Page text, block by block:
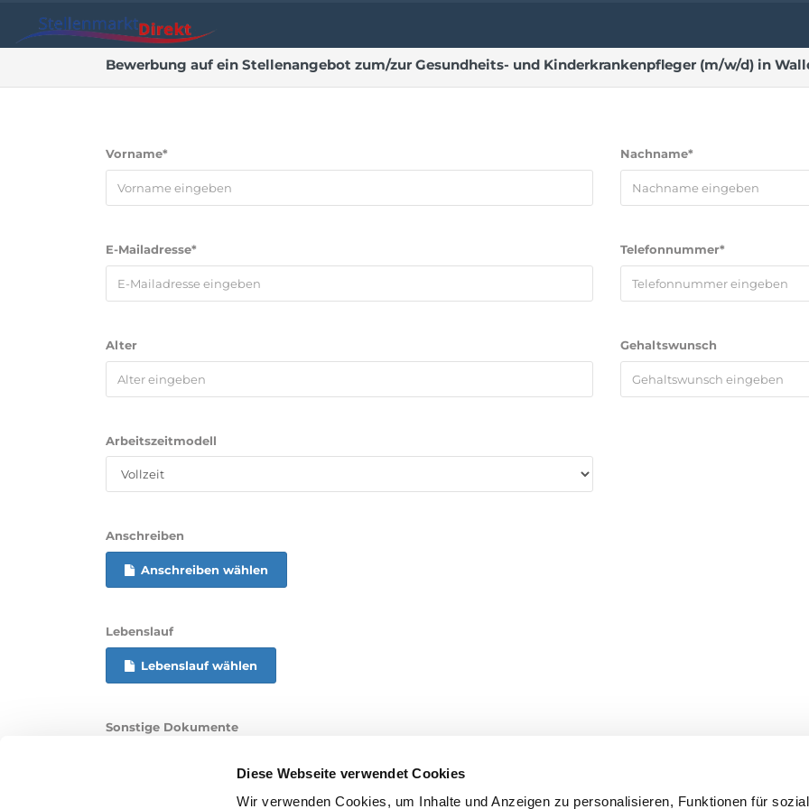
Diese Webseite verwendet Cookies
Wir verwenden Cookies, um Inhalte und Anzeigen zu personalisieren, Funktionen für
Bewerbung auf ein Stellenangebot zum/zur Gesundheits- und Kinderkrankenpfleger (m/w/d) in
Vorname* Nachname*
E-Mailadresse* Telefonnummer*
Alter Gehaltswunsch
Arbeitszeitmodell
Anschreiben
Anschreiben wählen
Lebenslauf
Lebenslauf wählen
Sonstige Dokumente